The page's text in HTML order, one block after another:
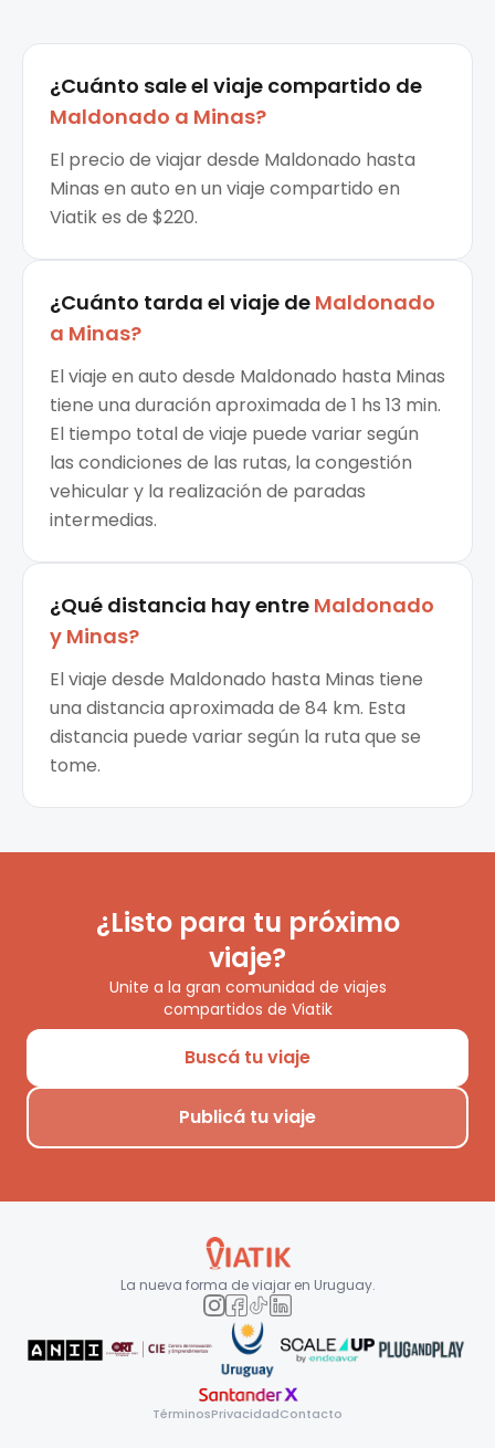
¿Cuánto sale el viaje compartido de
Maldonado a Minas?
El precio de viajar desde Maldonado hasta
Minas en auto en un viaje compartido en
Viatik es de $220.
¿Cuánto tarda el viaje de Maldonado
a Minas?
El viaje en auto desde Maldonado hasta Minas
tiene una duración aproximada de 1 hs 13 min.
El tiempo total de viaje puede variar según
las condiciones de las rutas, la congestión
vehicular y la realización de paradas
intermedias.
¿Qué distancia hay entre Maldonado
y Minas?
El viaje desde Maldonado hasta Minas tiene
una distancia aproximada de 84 km. Esta
distancia puede variar según la ruta que se
tome.
¿Listo para tu próximo
viaje?
Unite a la gran comunidad de viajes
compartidos de Viatik
Buscá tu viaje
Publicá tu viaje
La nueva forma de viajar en Uruguay.
TérminosPrivacidadContacto